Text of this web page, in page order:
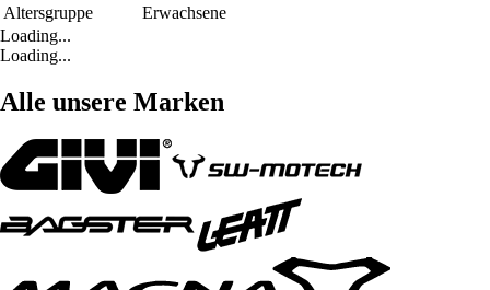
Altersgruppe
Erwachsene
Loading...
Loading...
Alle unsere Marken